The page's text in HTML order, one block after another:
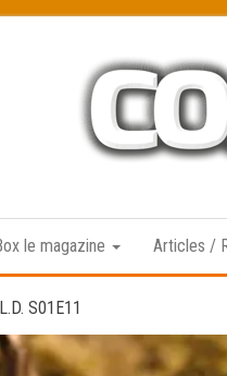
le magazine Articles /
S01E11